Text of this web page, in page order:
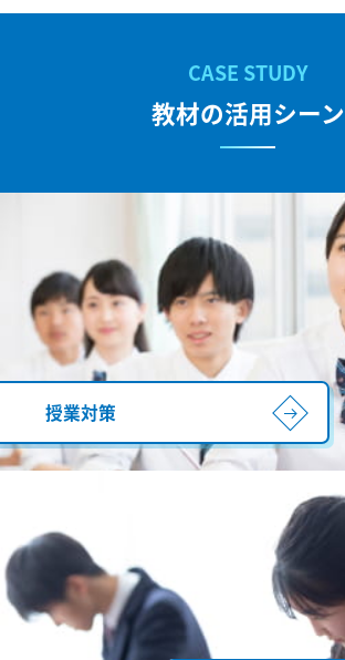
教材の活用シーン
授業対策